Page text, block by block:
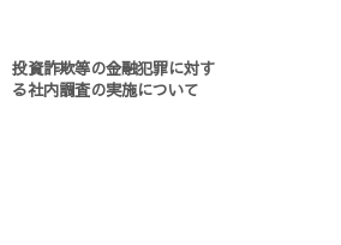
投資詐欺等の金融犯罪に対す
る社内調査の実施について